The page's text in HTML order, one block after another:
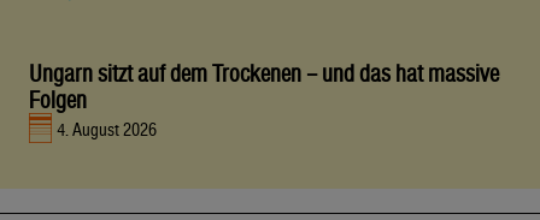
Ungarn sitzt auf dem Trockenen – und das hat massive
Folgen
4. August 2026